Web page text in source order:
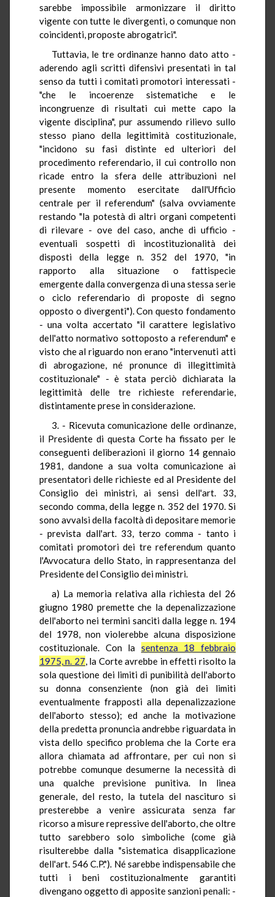
sarebbe impossibile armonizzare il diritto
vigente con tutte le divergenti, o comunque non
coincidenti, proposte abrogatrici".
Tuttavia, le tre ordinanze hanno dato atto -
aderendo agli scritti difensivi presentati in tal
senso da tutti i comitati promotori interessati -
"che le incoerenze sistematiche e le
incongruenze di risultati cui mette capo la
vigente disciplina", pur assumendo rilievo sullo
stesso piano della legittimità costituzionale,
"incidono su fasi distinte ed ulteriori del
procedimento referendario, il cui controllo non
ricade entro la sfera delle attribuzioni nel
presente momento esercitate dall'Ufficio
centrale per il referendum" (salva ovviamente
restando "la potestà di altri organi competenti
di rilevare - ove del caso, anche di ufficio -
eventuali sospetti di incostituzionalità dei
disposti della legge n. 352 del 1970, "in
rapporto alla situazione o fattispecie
emergente dalla convergenza di una stessa serie
o ciclo referendario di proposte di segno
opposto o divergenti"). Con questo fondamento
- una volta accertato "il carattere legislativo
dell'atto normativo sottoposto a referendum" e
visto che al riguardo non erano "intervenuti atti
di abrogazione, né pronunce di illegittimità
costituzionale" - è stata perciò dichiarata la
legittimità delle tre richieste referendarie,
distintamente prese in considerazione.
3. - Ricevuta comunicazione delle ordinanze,
il Presidente di questa Corte ha fissato per le
conseguenti deliberazioni il giorno 14 gennaio
1981, dandone a sua volta comunicazione ai
presentatori delle richieste ed al Presidente del
Consiglio dei ministri, ai sensi dell'art. 33,
secondo comma, della legge n. 352 del 1970. Si
sono avvalsi della facoltà di depositare memorie
- prevista dall'art. 33, terzo comma - tanto i
comitati promotori dei tre referendum quanto
l'Avvocatura dello Stato, in rappresentanza del
Presidente del Consiglio dei ministri.
a) La memoria relativa alla richiesta del 26
giugno 1980 premette che la depenalizzazione
dell'aborto nei termini sanciti dalla legge n. 194
del 1978, non violerebbe alcuna disposizione
costituzionale. Con la sentenza 18 febbraio
1975, n. 27, la Corte avrebbe in effetti risolto la
sola questione dei limiti di punibilità dell'aborto
su donna consenziente (non già dei limiti
eventualmente frapposti alla depenalizzazione
dell'aborto stesso); ed anche la motivazione
della predetta pronuncia andrebbe riguardata in
vista dello specifico problema che la Corte era
allora chiamata ad affrontare, per cui non si
potrebbe comunque desumerne la necessità di
una qualche previsione punitiva. In linea
generale, del resto, la tutela del nascituro si
presterebbe a venire assicurata senza far
ricorso a misure repressive dell'aborto, che oltre
tutto sarebbero solo simboliche (come già
risulterebbe dalla "sistematica disapplicazione
dell'art. 546 C.P."). Né sarebbe indispensabile che
tutti i beni costituzionalmente garantiti
divengano oggetto di apposite sanzioni penali: -